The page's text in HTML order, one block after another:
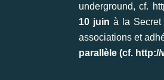
underground, cf.
10 juin à la Secret
associations et
parallèle (cf. http://